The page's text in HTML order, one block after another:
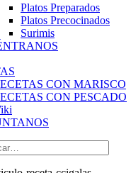
Platos Preparados
Platos Precocinados
Surimis
CON MARISCO
CON PESCADO